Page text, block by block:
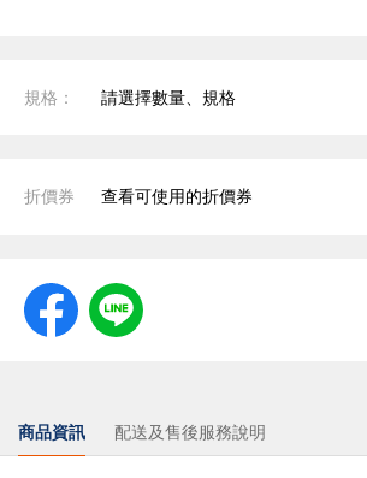
規格： 請選擇數量、規格
折價券 查看可使用的折價券
商品資訊 配送及售後服務說明